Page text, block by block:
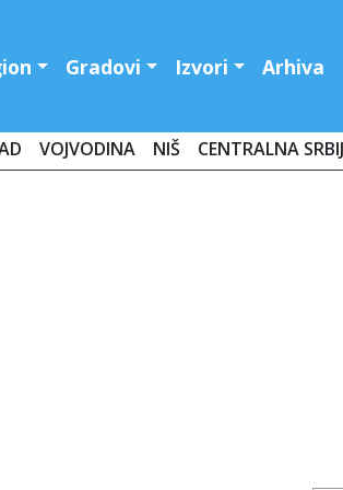
Gradovi Izvori Arhiva
VOJVODINA NIŠ CENTRALNA